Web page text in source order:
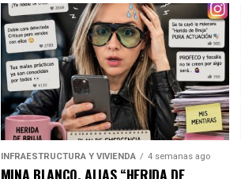
INFRAESTRUCTURA Y VIVIENDA 4 semanas ago
MINA BLANCO, ALIAS “HERIDA DE